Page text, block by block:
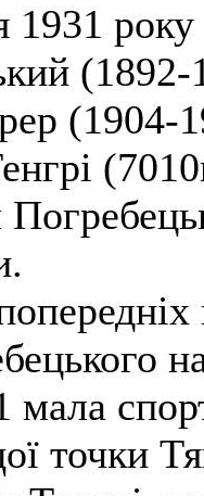
1931
(1904-
мала
точки